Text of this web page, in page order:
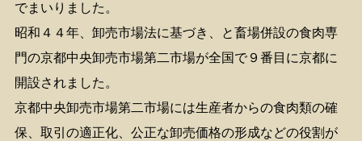
でまいりました。
昭和４４年、卸売市場法に基づき、と畜場併設の食肉専
門の京都中央卸売市場第二市場が全国で９番目に京都に
開設されました。
京都中央卸売市場第二市場には生産者からの食肉類の確
保、取引の適正化、公正な卸売価格の形成などの役割が